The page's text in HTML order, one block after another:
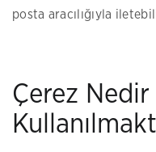
posta aracılığıyla
Çerez